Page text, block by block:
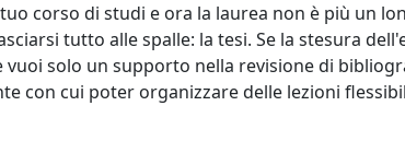
corso di studi e ora la laurea non è più un
tutto alle spalle: la tesi. Se la stesura
solo un supporto nella revisione di
con cui poter organizzare delle lezioni